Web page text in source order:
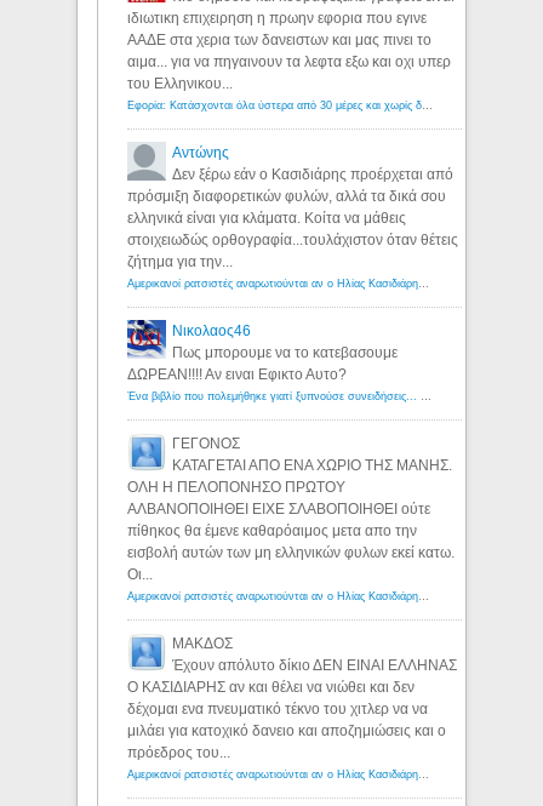
ιδιωτικη επιχειρηση η πρωην εφορια που εγινε
ΑΑΔΕ στα χερια των δανειστων και μας πινει το
αιμα... για να πηγαινουν τα λεφτα εξω και οχι υπερ
του Ελληνικου...
Εφορία: Κατάσχονται όλα ύστερα από 30 μέρες και χωρίς δικαστικές αποφάσεις - Λόγιος Ερμής
Αντώνης
Δεν ξέρω εάν ο Κασιδιάρης προέρχεται από
πρόσμιξη διαφορετικών φυλών, αλλά τα δικά σου
ελληνικά είναι για κλάματα. Κοίτα να μάθεις
στοιχειωδώς ορθογραφία...τουλάχιστον όταν θέτεις
ζήτημα για την...
Αμερικανοί ρατσιστές αναρωτιούνται αν ο Ηλίας Κασιδιάρης ανήκει στη λευκή φυλή... - Λόγιος Ερμής
Νικολαος46
Πως μπορουμε να το κατεβασουμε
ΔΩΡΕΑΝ!!!! Αν ειναι Εφικτο Αυτο?
Ένα βιβλίο που πολεμήθηκε γιατί ξυπνούσε συνειδήσεις... - Λόγιος Ερμής | Η γνώση ξεκινάει με την αναζήτηση...
ΓΕΓΟΝΟΣ
ΚΑΤΑΓΕΤΑΙ ΑΠΟ ΕΝΑ ΧΩΡΙΟ ΤΗΣ ΜΑΝΗΣ.
ΟΛΗ Η ΠΕΛΟΠΟΝΗΣΟ ΠΡΩΤΟΥ
ΑΛΒΑΝΟΠΟΙΗΘΕΙ ΕΙΧΕ ΣΛΑΒΟΠΟΙΗΘΕΙ ούτε
πίθηκος θα έμενε καθαρόαιμος μετα απο την
εισβολή αυτών των μη ελληνικών φυλων εκεί κατω.
Οι...
Αμερικανοί ρατσιστές αναρωτιούνται αν ο Ηλίας Κασιδιάρης ανήκει στη λευκή φυλή... - Λόγιος Ερμής
ΜΑΚΔΟΣ
Έχουν απόλυτο δίκιο ΔΕΝ ΕΙΝΑΙ ΕΛΛΗΝΑΣ
Ο ΚΑΣΙΔΙΑΡΗΣ αν και θέλει να νιώθει και δεν
δέχομαι ενα πνευματικό τέκνο του χιτλερ να να
μιλάει για κατοχικό δανειο και αποζημιώσεις και ο
πρόεδρος του...
Αμερικανοί ρατσιστές αναρωτιούνται αν ο Ηλίας Κασιδιάρης ανήκει στη λευκή φυλή... - Λόγιος Ερμής